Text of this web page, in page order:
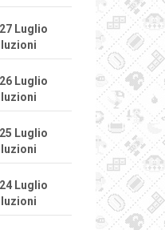
Luglio
Luglio
Luglio
Luglio